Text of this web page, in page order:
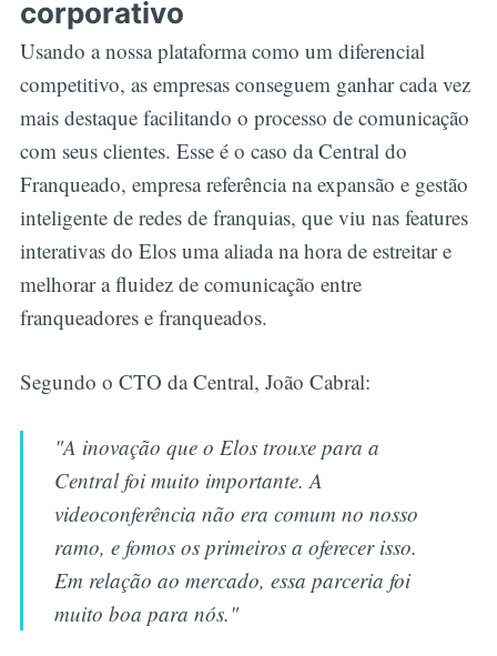
corporativo
Usando a nossa plataforma como um diferencial
competitivo, as empresas conseguem ganhar cada vez
mais destaque facilitando o processo de comunicação
com seus clientes. Esse é o caso da Central do
Franqueado, empresa referência na expansão e gestão
inteligente de redes de franquias, que viu nas features
interativas do Elos uma aliada na hora de estreitar e
melhorar a fluidez de comunicação entre
franqueadores e franqueados.
Segundo o CTO da Central, João Cabral:
"A inovação que o Elos trouxe para a
Central foi muito importante. A
videoconferência não era comum no nosso
ramo, e fomos os primeiros a oferecer isso.
Em relação ao mercado, essa parceria foi
muito boa para nós."